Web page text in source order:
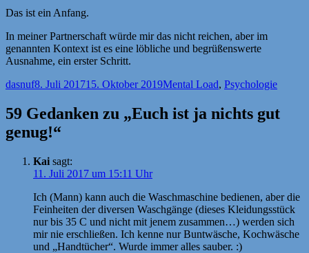
Das ist ein Anfang.
In meiner Partnerschaft würde mir das nicht reichen, aber im
genannten Kontext ist es eine löbliche und begrüßenswerte
Ausnahme, ein erster Schritt.
Autor
dasnufVeröffentlicht
8. Juli 201715. Oktober 2019Kategorien
Mental Load, Psychologie
59 Gedanken zu „Euch ist ja nichts gut
genug!“
Kai sagt:
11. Juli 2017 um 15:11 Uhr
Ich (Mann) kann auch die Waschmaschine bedienen, aber die
Feinheiten der diversen Waschgänge (dieses Kleidungsstück
nur bis 35 C und nicht mit jenem zusammen…) werden sich
mir nie erschließen. Ich kenne nur Buntwäsche, Kochwäsche
und „Handtücher“. Wurde immer alles sauber. :)